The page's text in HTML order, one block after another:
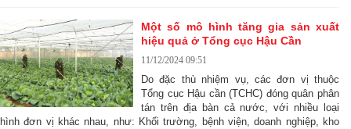
Một số mô hình tăng gia sản xuất
hiệu quả ở Tổng cục Hậu Cần
11/12/2024 09:51
Do đặc thù nhiệm vụ, các đơn vị thuộc
Tổng cục Hậu cần (TCHC) đóng quân phân
tán trên địa bàn cả nước, với nhiều loại
hình đơn vị khác nhau, như: Khối trường, bệnh viện, doanh nghiệp, kho